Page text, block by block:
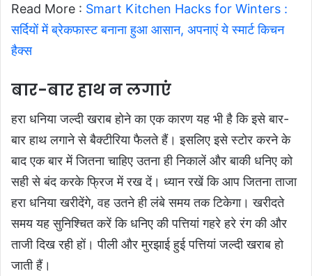
Read More : Smart Kitchen Hacks for Winters :
सर्दियों में ब्रेकफास्ट बनाना हुआ आसान, अपनाएं ये स्मार्ट किचन
हैक्स
बार-बार हाथ न लगाएं
हरा धनिया जल्दी खराब होने का एक कारण यह भी है कि इसे बार-
बार हाथ लगाने से बैक्टीरिया फैलते हैं। इसलिए इसे स्टोर करने के
बाद एक बार में जितना चाहिए उतना ही निकालें और बाकी धनिए को
सही से बंद करके फ्रिज में रख दें। ध्यान रखें कि आप जितना ताजा
हरा धनिया खरीदेंगे, वह उतने ही लंबे समय तक टिकेगा। खरीदते
समय यह सुनिश्चित करें कि धनिए की पत्तियां गहरे हरे रंग की और
ताजी दिख रही हों। पीली और मुरझाई हुई पत्तियां जल्दी खराब हो
जाती हैं।